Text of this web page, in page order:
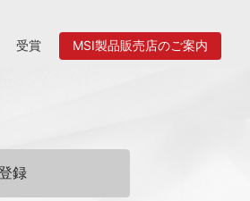
受賞 MSI製品販売店のご案内
録